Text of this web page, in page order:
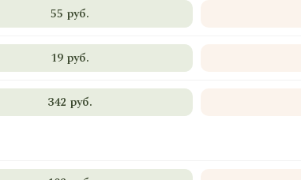
55 руб.
19 руб.
342 руб.